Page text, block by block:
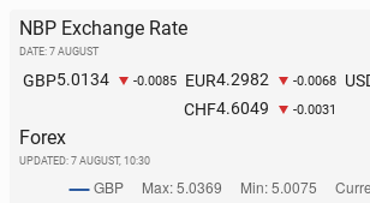
NBP Exchange Rate
DATE: 7 AUGUST
GBP5.0134 -0.0085 EUR4.2982 -0.0068
CHF4.6049 -0.0031
Forex
UPDATED: 7 AUGUST, 10:30